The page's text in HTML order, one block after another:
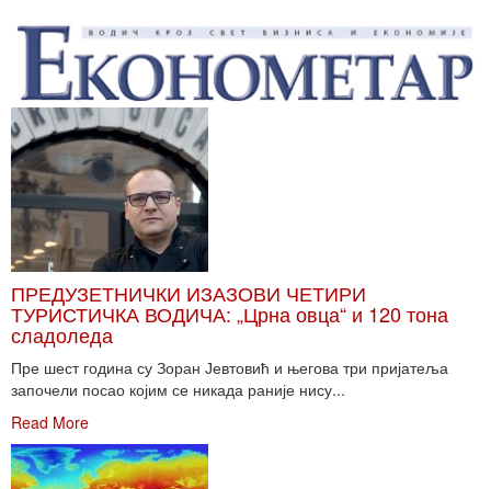
ПРЕДУЗЕТНИЧКИ ИЗАЗОВИ ЧЕТИРИ
ТУРИСТИЧКА ВОДИЧА: „Црна овца“ и 120 тона
сладоледа
Пре шест година су Зоран Јевтовић и његова три пријатеља
започели посао којим се никада раније нису...
Read More